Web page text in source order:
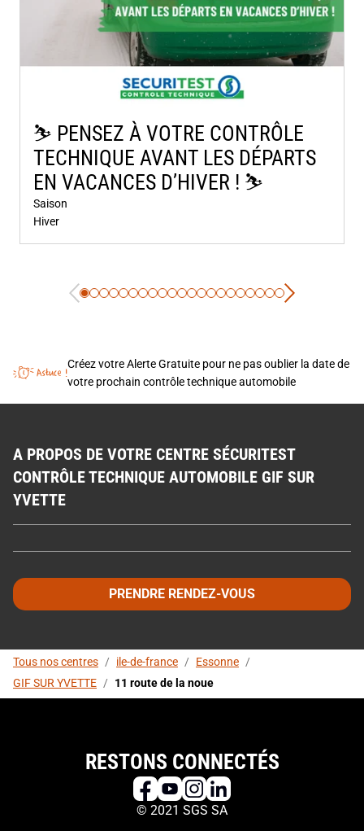
⛷️​ PENSEZ À VOTRE CONTRÔLE
TECHNIQUE AVANT LES DÉPARTS
EN VACANCES D’HIVER ! ⛷️​
Saison
Hiver
Créez votre Alerte Gratuite pour ne pas oublier la date de
votre prochain contrôle technique automobile
A PROPOS DE VOTRE CENTRE SÉCURITEST
CONTRÔLE TECHNIQUE AUTOMOBILE GIF SUR
YVETTE
PRENDRE RENDEZ-VOUS
Tous nos centres / ile-de-france / Essonne /
GIF SUR YVETTE / 11 route de la noue
RESTONS CONNECTÉS
© 2021 SGS SA